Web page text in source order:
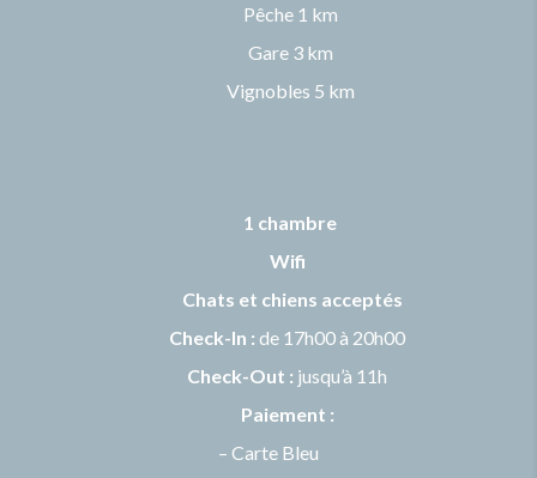
Pêche 1 km
Gare 3 km
Vignobles 5 km
1 chambre
Wifi
Chats et chiens acceptés
Check-In : de 17h00 à 20h00
Check-Out : jusqu’à 11h
Paiement :
– Carte Bleu